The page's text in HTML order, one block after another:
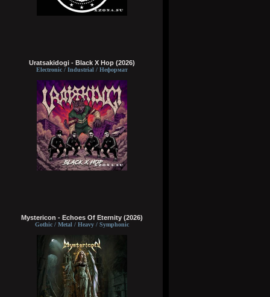
Uratsakidogi - Black X Hop (2026)
Electronic / Industrial / Неформат
Mystericon - Echoes Of Eternity (2026)
Gothic / Metal / Heavy / Symphonic